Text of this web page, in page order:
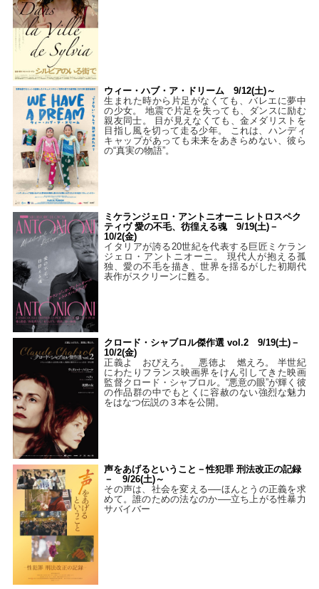
ウィー・ハブ・ア・ドリーム 9/12(土)～
生まれた時から片足がなくても、バレエに夢中
の少女。 地震で片足を失っても、ダンスに励む
親友同士。 目が見えなくても、金メダリストを
目指し風を切って走る少年。 これは、ハンディ
キャップがあっても未来をあきらめない、彼ら
の“真実の物語”。
ミケランジェロ・アントニオーニ レトロスペク
ティヴ 愛の不毛、彷徨える魂 9/19(土)－
10/2(金)
イタリアが誇る20世紀を代表する巨匠ミケラン
ジェロ・アントニオーニ。 現代人が抱える孤
独、愛の不毛を描き、世界を揺るがした初期代
表作がスクリーンに甦る。
クロード・シャブロル傑作選 vol.2 9/19(土)－
10/2(金)
正義よ おびえろ。 悪徳よ 燃えろ。 半世紀
にわたりフランス映画界をけん引してきた映画
監督クロード・シャブロル。“悪意の眼”が輝く彼
の作品群の中でもとくに容赦のない強烈な魅力
をはなつ伝説の３本を公開。
声をあげるということ－性犯罪 刑法改正の記録
－ 9/26(土)～
その声は、社会を変える──ほんとうの正義を求
めて。誰のための法なのか──立ち上がる性暴力
サバイバー